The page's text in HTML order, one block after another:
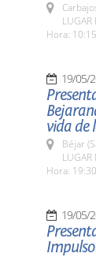
Hora:
19/05/
vida de
Béjar
Hora:
19/05/